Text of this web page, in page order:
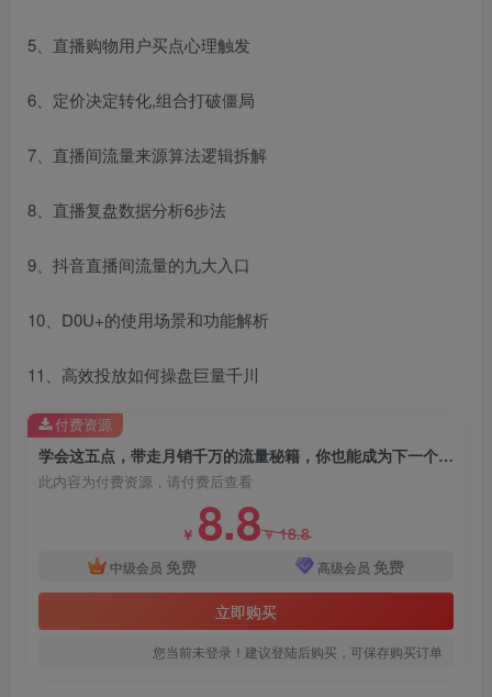
5、直播购物用户买点心理触发
6、定价决定转化,组合打破僵局
7、直播间流量来源算法逻辑拆解
8、直播复盘数据分析6步法
9、抖音直播间流量的九大入口
10、D0U+的使用场景和功能解析
11、高效投放如何操盘巨量千川
学会这五点，带走月销千万的流量秘籍，你也能成为下一个直播带货王
此内容为付费资源，请付费后查看
￥ 8.8￥18.8
中级会员 免费 高级会员 免费
立即购买
您当前未登录！建议登陆后购买，可保存购买订单
付费资源